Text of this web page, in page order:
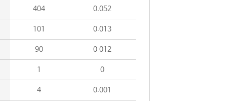
404 0.052
101 0.013
90 0.012
1 0
4 0.001